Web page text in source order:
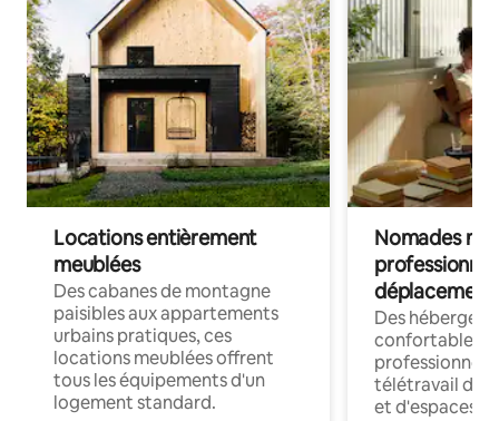
Locations entièrement
meublées
Des cabanes de montagne
paisibles aux appartements
urbains pratiques, ces
locations meublées offrent
tous les équipements d'un
logement standard.
Nomades
déplacement
Des
confortables
professionnels
télétravail
et d'espaces